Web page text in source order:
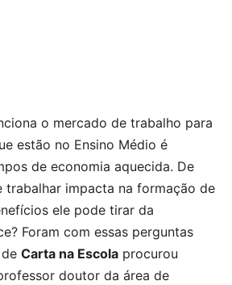
o mercado de trabalho para
estão no Ensino Médio é
de economia aquecida. De
trabalhar impacta na formação de
ele pode tirar da
Foram com essas perguntas
Carta na Escola procurou
doutor da área de